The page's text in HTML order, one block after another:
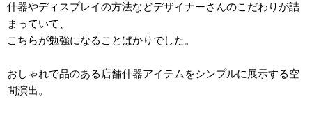
什器やディスプレイの方法などデザイナーさんのこだわりが詰
まっていて、
こちらが勉強になることばかりでした。
おしゃれで品のある店舗什器アイテムをシンプルに展示する空
間演出。